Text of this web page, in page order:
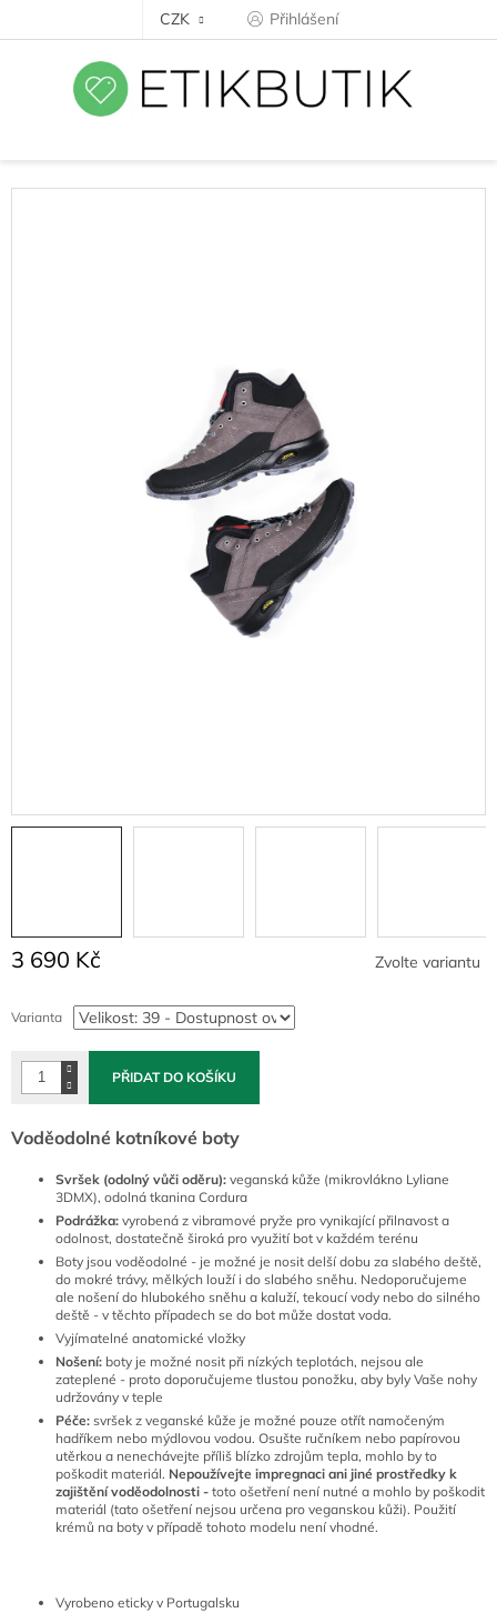
CZK Přihlášení
3 690 Kč
cena:
Zvolte variantu
Varianta
PŘIDAT DO KOŠÍKU
Voděodolné kotníkové boty
Svršek (odolný vůči oděru): veganská kůže (mikrovlákno Lyliane
3DMX), odolná tkanina Cordura
Podrážka: vyrobená z vibramové pryže pro vynikající přilnavost a
odolnost, dostatečně široká pro využití bot v každém terénu
Boty jsou voděodolné - je možné je nosit delší dobu za slabého deště,
do mokré trávy, mělkých louží i do slabého sněhu. Nedoporučujeme
ale nošení do hlubokého sněhu a kaluží, tekoucí vody nebo do silného
deště - v těchto případech se do bot může dostat voda.
Vyjímatelné anatomické vložky
Nošení: boty je možné nosit při nízkých teplotách, nejsou ale
zateplené - proto doporučujeme tlustou ponožku, aby byly Vaše nohy
udržovány v teple
Péče: svršek z veganské kůže je možné pouze otřít namočeným
hadříkem nebo mýdlovou vodou. Osušte ručníkem nebo papírovou
utěrkou a nenechávejte příliš blízko zdrojům tepla, mohlo by to
poškodit materiál. Nepoužívejte impregnaci ani jiné prostředky k
zajištění voděodolnosti - toto ošetření není nutné a mohlo by poškodit
materiál (tato ošetření nejsou určena pro veganskou kůži). Použití
krémů na boty v případě tohoto modelu není vhodné.
Vyrobeno eticky v Portugalsku